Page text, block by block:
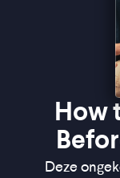
How
Deze